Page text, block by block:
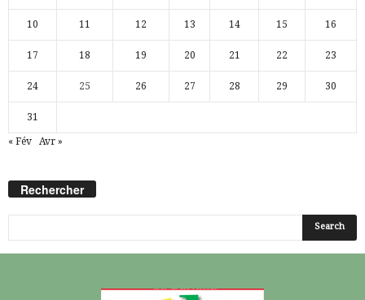
10 11 12 13 14 15 16
17 18 19 20 21 22 23
24 25 26 27 28 29 30
31
« Fév Avr »
Rechercher